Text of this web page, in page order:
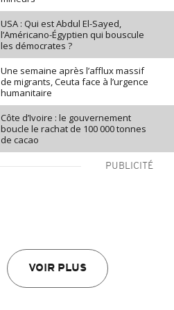
USA : Qui est Abdul El-Sayed,
l’Américano-Égyptien qui bouscule
les démocrates ?
Une semaine après l’afflux massif
de migrants, Ceuta face à l’urgence
humanitaire
Côte d’Ivoire : le gouvernement
boucle le rachat de 100 000 tonnes
de cacao
PUBLICITÉ
VOIR PLUS